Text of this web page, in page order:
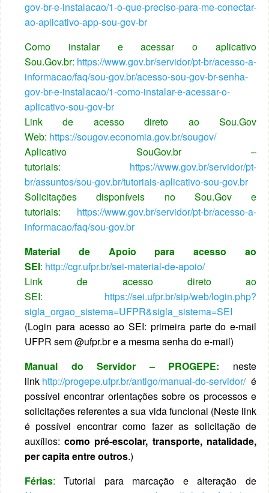
gov-br-e-instalacao/1-o-que-preciso-para-me-conectar-
ao-aplicativo-app-sou-gov-br
Como instalar e acessar o aplicativo
Sou.Gov.br: https://www.gov.br/servidor/pt-br/acesso-a-
informacao/faq/sou-gov.br/acesso-sou-gov-br-senha-
gov-br-e-instalacao/1-como-instalar-e-acessar-o-
aplicativo-sou-gov-br
Link de acesso direto ao Sou.Gov
Web: https://sougov.economia.gov.br/sougov/
Aplicativo SouGov.br –
tutoriais:
https://www.gov.br/servidor/pt-
br/assuntos/sou-gov.br/tutoriais-aplicativo-sou-gov.br
Solicitações disponíveis no Sou.Gov e
tutoriais:
https://www.gov.br/servidor/pt-br/acesso-a-
informacao/faq/sou-gov.br
Material de Apoio para acesso ao
SEI: http://cgr.ufpr.br/sei-material-de-apoio/
Link de acesso direto ao
SEI:
https://sei.ufpr.br/sip/web/login.php?
sigla_orgao_sistema=UFPR&sigla_sistema=SEI
(Login para acesso ao SEI: primeira parte do e-mail
UFPR sem @ufpr.br e a mesma senha do e-mail)
Manual do Servidor – PROGEPE: neste
link http://progepe.ufpr.br/antigo/manual-do-servidor/é
possível encontrar orientações sobre os processos e
solicitações referentes a sua vida funcional (Neste link
é possível encontrar como fazer as solicitação de
auxílios: como pré-escolar, transporte, natalidade,
per capita entre outros.)
Férias: Tutorial para marcação e alteração de